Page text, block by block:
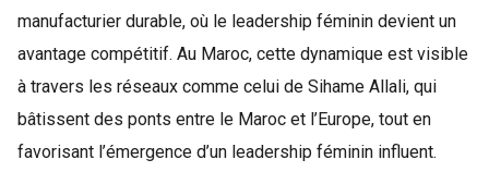
manufacturier durable, où le leadership féminin devient un
avantage compétitif. Au Maroc, cette dynamique est visible
à travers les réseaux comme celui de Sihame Allali, qui
bâtissent des ponts entre le Maroc et l’Europe, tout en
favorisant l’émergence d’un leadership féminin influent.